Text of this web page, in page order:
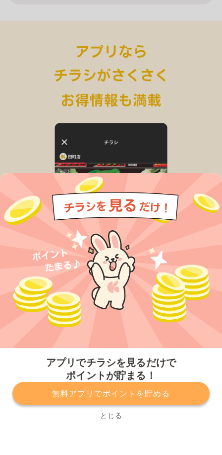
アプリでチラシを見るだけで
ポイントが貯まる！
無料アプリでポイントを貯める
とじる
プライバシーポリシー 利用規約
運営会社
サービスに関してのお問い合わせ